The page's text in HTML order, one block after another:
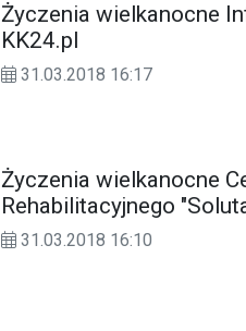
Życzenia wielkanocne
KK24.pl
31.03.2018 16:17
Życzenia wielkanocne
Rehabilitacyjnego
31.03.2018 16:10